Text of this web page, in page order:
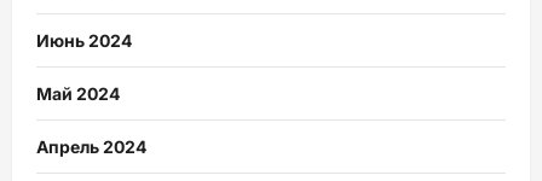
Июнь 2024
Май 2024
Апрель 2024